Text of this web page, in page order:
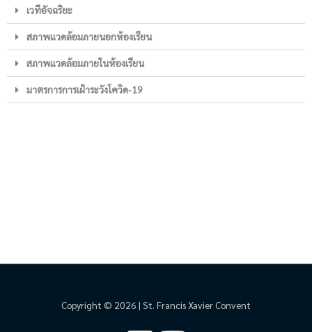
เวทีอัจฉริยะ
สภาพแวดล้อมภายนอกห้องเรียน
สภาพแวดล้อมภายในห้องเรียน
มาตรการการเฝ้าระวังโควิด-19
Copyright © 2026 | St. Francis Xavier Convent